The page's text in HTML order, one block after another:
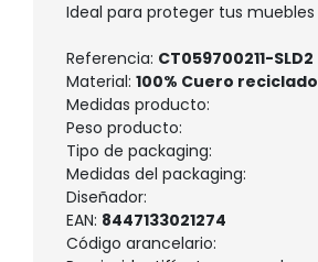
Ideal para proteger tus muebles
Referencia: CT059700211-SLD2
Material: 100% Cuero reciclado
Medidas producto:
Peso producto:
Tipo de packaging:
Medidas del packaging:
Diseñador:
EAN: 8447133021274
Código arancelario: